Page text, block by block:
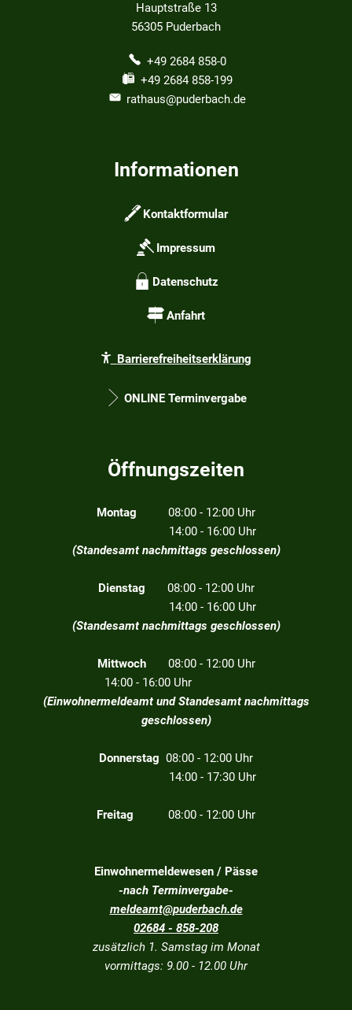
Hauptstraße 13
56305 Puderbach
+49 2684 858-0
+49 2684 858-199
rathaus@puderbach.de
Informationen
Kontaktformular
Impressum
Datenschutz
Anfahrt
Barrierefreiheitserklärung
ONLINE Terminvergabe
Öffnungszeiten
Montag 08:00 - 12:00 Uhr
14:00 - 16:00 Uhr
(Standesamt nachmittags geschlossen)
Dienstag 08:00 - 12:00 Uhr
14:00 - 16:00 Uhr
(Standesamt nachmittags geschlossen)
Mittwoch 08:00 - 12:00 Uhr
14:00 - 16:00 Uhr
(Einwohnermeldeamt und Standesamt nachmittags
geschlossen)
Donnerstag 08:00 - 12:00 Uhr
14:00 - 17:30 Uhr
Freitag 08:00 - 12:00 Uhr
Einwohnermeldewesen / Pässe
-nach Terminvergabe-
meldeamt@puderbach.de
02684 - 858-208
zusätzlich 1. Samstag im Monat
vormittags: 9.00 - 12.00 Uhr